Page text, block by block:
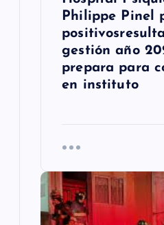
Philippe Pinel
gestión año
prepara para
en instituto